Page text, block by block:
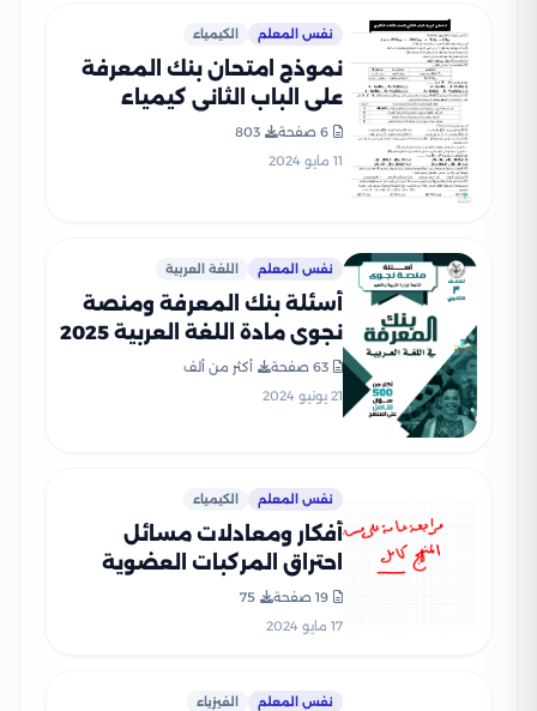
نفس المعلم الكيمياء
نموذج امتحان بنك المعرفة
على الباب الثاني كيمياء
للثانوية العامة
6 صفحة
803
11 مايو 2024
نفس المعلم اللغة العربية
أسئلة بنك المعرفة ومنصة
نجوى مادة اللغة العربية 2025
بالاجابات
63 صفحة
أكثر من ألف
21 يونيو 2024
نفس المعلم الكيمياء
أفكار ومعادلات مسائل
احتراق المركبات العضوية
ضمن مادة الكيمياء للثانوية
العامة
19 صفحة
75
17 مايو 2024
نفس المعلم الفيزياء